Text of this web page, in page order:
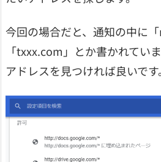
今回の場合だと、通知の中に
「txxx.com」とか書かれてい
アドレスを見つければ良いです